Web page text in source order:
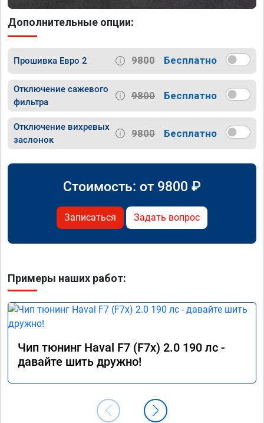
Дополнительные опции:
Прошивка Евро 2 9800 Бесплатно
Отключение сажевого
фильтра
9800 Бесплатно
Отключение вихревых
заслонок
9800 Бесплатно
Стоимость: от 9800 ₽
Записаться Задать вопрос
Примеры наших работ:
Чип тюнинг Haval F7 (F7x) 2.0 190 лс -
давайте шить дружно!